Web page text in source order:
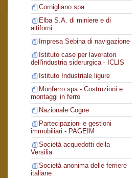
Cornigliano spa
Elba S.A. di miniere e di
altiforni
Impresa Sebina di navigazione
Istituto case per lavoratori
dell'industria siderurgica - ICLIS
Istituto Industriale ligure
Monferro spa - Costruzioni e
montaggi in ferro
Nazionale Cogne
Partecipazioni e gestioni
immobiliari - PAGEIM
Società acquedotti della
Versilia
Società anonima delle ferriere
italiane